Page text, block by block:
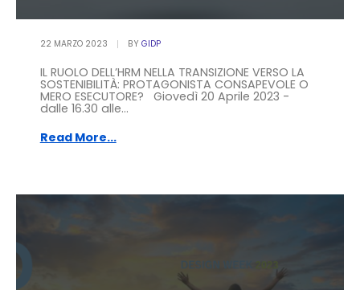
22 MARZO 2023 BY GIDP
IL RUOLO DELL’HRM NELLA TRANSIZIONE VERSO LA
SOSTENIBILITÀ: PROTAGONISTA CONSAPEVOLE O
MERO ESECUTORE? Giovedì 20 Aprile 2023 -
dalle 16.30 alle...
Read More...